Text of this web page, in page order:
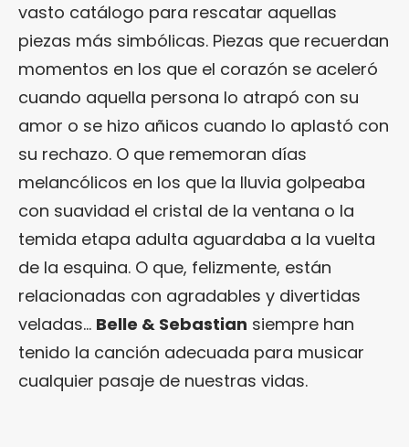
vasto catálogo para rescatar aquellas
piezas más simbólicas. Piezas que recuerdan
momentos en los que el corazón se aceleró
cuando aquella persona lo atrapó con su
amor o se hizo añicos cuando lo aplastó con
su rechazo. O que rememoran días
melancólicos en los que la lluvia golpeaba
con suavidad el cristal de la ventana o la
temida etapa adulta aguardaba a la vuelta
de la esquina. O que, felizmente, están
relacionadas con agradables y divertidas
veladas… Belle & Sebastian siempre han
tenido la canción adecuada para musicar
cualquier pasaje de nuestras vidas.